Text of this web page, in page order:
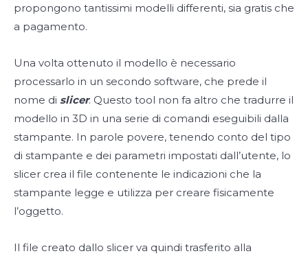
propongono tantissimi modelli differenti, sia gratis che
a pagamento.
Una volta ottenuto il modello è necessario
processarlo in un secondo software, che prede il
nome di slicer. Questo tool non fa altro che tradurre il
modello in 3D in una serie di comandi eseguibili dalla
stampante. In parole povere, tenendo conto del tipo
di stampante e dei parametri impostati dall’utente, lo
slicer crea il file contenente le indicazioni che la
stampante legge e utilizza per creare fisicamente
l’oggetto.
Il file creato dallo slicer va quindi trasferito alla